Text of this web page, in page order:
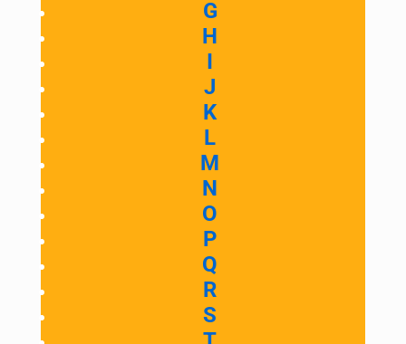
G
H
I
J
K
L
M
N
O
P
Q
R
S